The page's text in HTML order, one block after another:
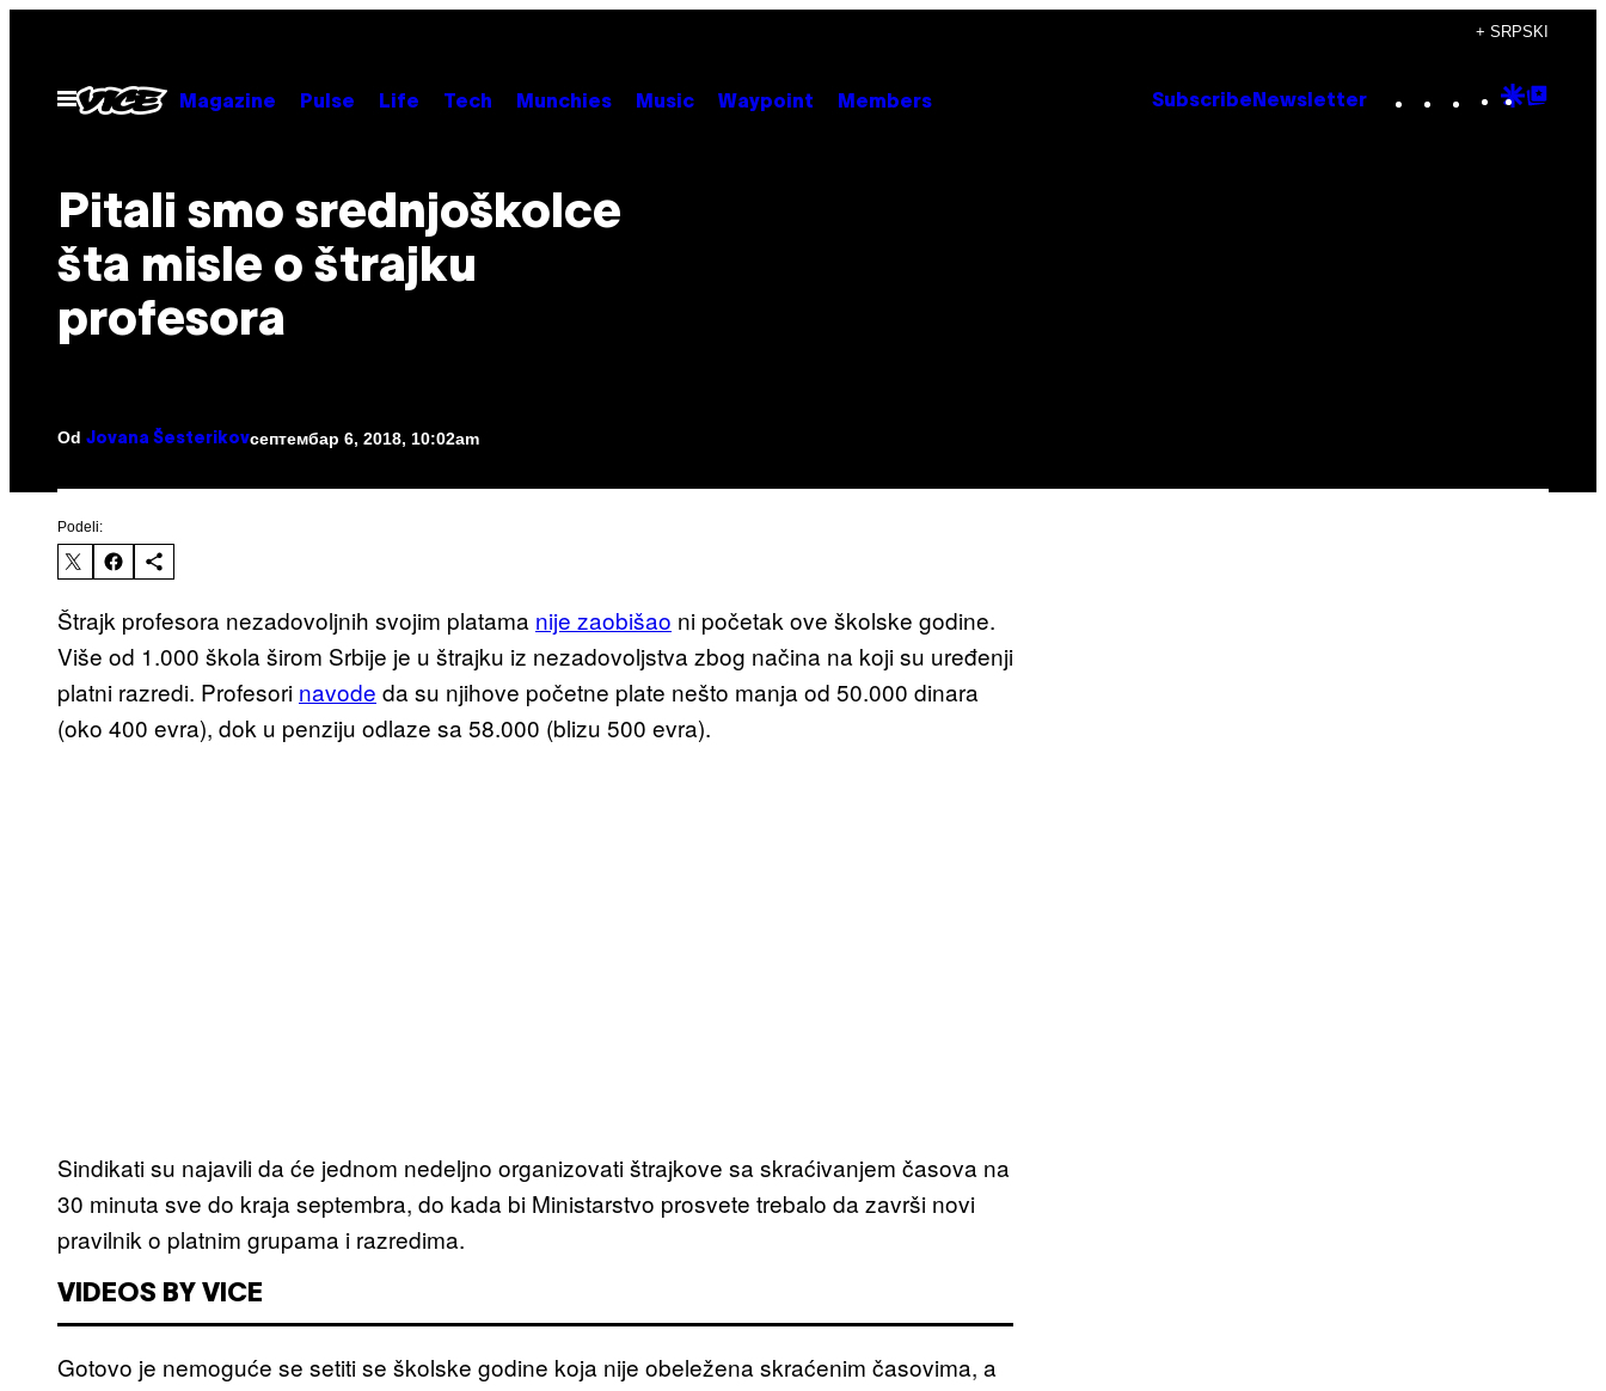
садржај
+ SRPSKI
Otvori
Meni
Magazine Pulse Life Tech Munchies Music Waypoint Members Subscribe Newsletter Instagram
TikTok
YouTube
Google
Pitali smo srednjoškolce
šta misle o štrajku
profesora
Od Jovana Šesterikovсептембар 6, 2018, 10:02am
Podeli:
Štrajk profesora nezadovoljnih svojim platama nije zaobišao ni početak ove školske godine.
Više od 1.000 škola širom Srbije je u štrajku iz nezadovoljstva zbog načina na koji su uređenji
platni razredi. Profesori navode da su njihove početne plate nešto manja od 50.000 dinara
(oko 400 evra), dok u penziju odlaze sa 58.000 (blizu 500 evra).
Sindikati su najavili da će jednom nedeljno organizovati štrajkove sa skraćivanjem časova na
30 minuta sve do kraja septembra, do kada bi Ministarstvo prosvete trebalo da završi novi
pravilnik o platnim grupama i razredima.
VIDEOS BY VICE
Gotovo je nemoguće se setiti se školske godine koja nije obeležena skraćenim časovima, a